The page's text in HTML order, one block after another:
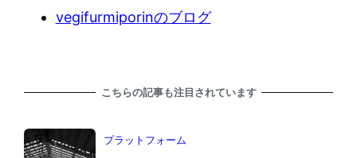
vegifurmiporinのブログ
こちらの記事も注目されています
プラットフォーム